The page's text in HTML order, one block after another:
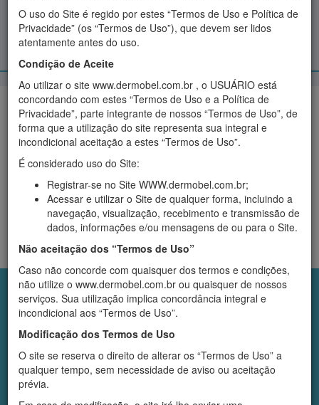
Proteção Solar Suplementos e produtos Naturais
O uso do Site é regido por estes “Termos de Uso e Política de
Privacidade” (os “Termos de Uso”), que devem ser lidos
atentamente antes do uso.
Condição de Aceite
Ao utilizar o site www.dermobel.com.br , o USUÁRIO está
concordando com estes “Termos de Uso e a Política de
Privacidade”, parte integrante de nossos “Termos de Uso”, de
forma que a utilização do site representa sua integral e
incondicional aceitação a estes “Termos de Uso”.
É considerado uso do Site:
Registrar-se no Site WWW.dermobel.com.br;
Acessar e utilizar o Site de qualquer forma, incluindo a
navegação, visualização, recebimento e transmissão de
dados, informações e/ou mensagens de ou para o Site.
Não aceitação dos “Termos de Uso”
Caso não concorde com quaisquer dos termos e condições,
não utilize o www.dermobel.com.br ou quaisquer de nossos
serviços. Sua utilização implica concordância integral e
incondicional aos “Termos de Uso”.
Modificação dos Termos de Uso
O site se reserva o direito de alterar os “Termos de Uso” a
qualquer tempo, sem necessidade de aviso ou aceitação
prévia.
Início› Produtos
Kits Presentes
Filtrar
Sua busca não retornou nenhum resultado.
Institucional
Quem somos
Áreas de Atuação
Infra-estrutura
Atendimento Online
Políticas
Política de Devolução